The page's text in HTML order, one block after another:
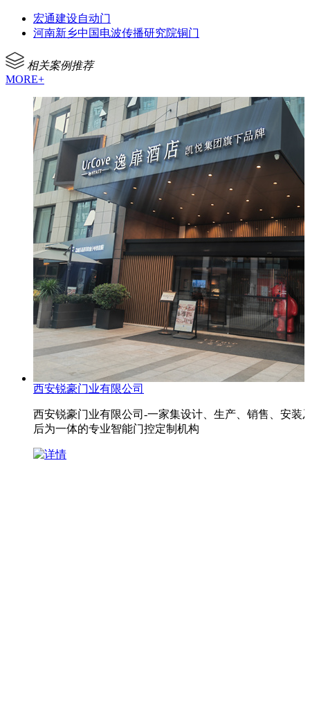
宏通建设自动门
河南新乡中国电波传播研究院铜门
相关案例推荐
MORE+
西安锐豪门业有限公司
西安锐豪门业有限公司-一家集设计、生产、销售、安装
后为一体的专业智能门控定制机构